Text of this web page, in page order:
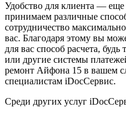
Удобство для клиента —
принимаем различные
сотрудничество
вас. Благодаря этому вы
для вас способ расчета,
или другие системы
ремонт Айфона 15 в вашем
специалистам iDocСервис.
Среди других услуг